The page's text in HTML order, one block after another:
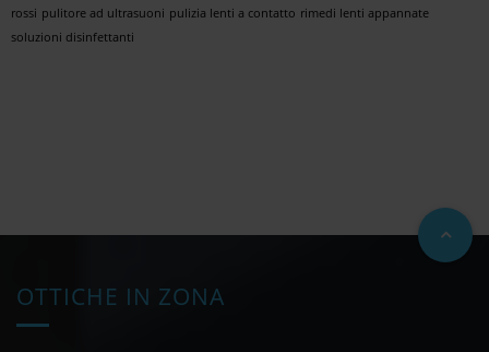
rossi pulitore ad ultrasuoni pulizia lenti a contatto rimedi lenti appannate
soluzioni disinfettanti
OTTICHE IN ZONA